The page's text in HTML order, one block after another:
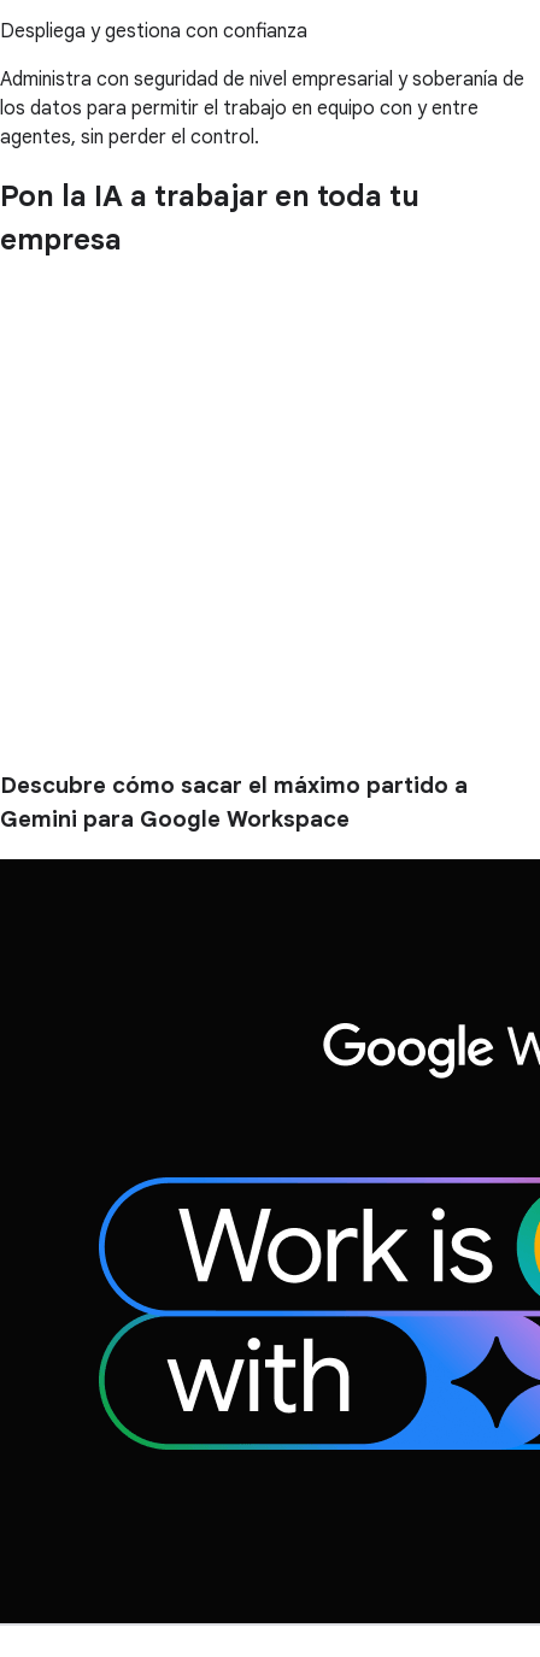
Despliega y gestiona con confianza
Administra con seguridad de nivel empresarial y soberanía de
los datos para permitir el trabajo en equipo con y entre
agentes, sin perder el control.
Pon la IA a trabajar en toda tu
empresa
Descubre cómo sacar el máximo partido a
Gemini para Google Workspace